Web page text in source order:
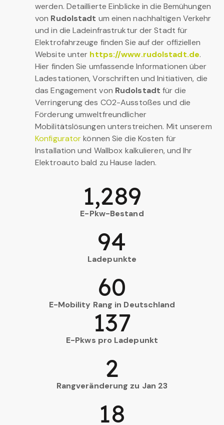
werden. Detaillierte Einblicke in die Bemühungen
von Rudolstadt um einen nachhaltigen Verkehr
und in die Ladeinfrastruktur der Stadt für
Elektrofahrzeuge finden Sie auf der offiziellen
Website unter https://www.rudolstadt.de.
Hier finden Sie umfassende Informationen über
Ladestationen, Vorschriften und Initiativen, die
das Engagement von Rudolstadt für die
Verringerung des CO2-Ausstoßes und die
Förderung umweltfreundlicher
Mobilitätslösungen unterstreichen. Mit unserem
Konfiguratorkönnen Sie die Kosten für
Installation und Wallbox kalkulieren, und Ihr
Elektroauto bald zu Hause laden.
E-Pkw-Bestand
1,289
Ladepunkte
94
E-Mobility Rang in Deutschland
60
E-Pkws pro Ladepunkt
137
Rangveränderung zu Jan 23
2
18